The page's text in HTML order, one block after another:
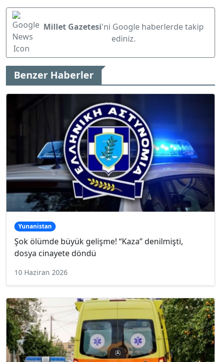
Millet Gazetesi'ni Google haberlerde takip
ediniz.
Benzer Haberler
Yunanistan
Şok ölümde büyük gelişme! “Kaza” denilmişti,
dosya cinayete döndü
10 Haziran 2026